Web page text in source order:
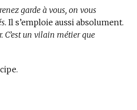
garde à vous, on vous
Il s’emploie aussi absolument.
C’est un vilain métier que